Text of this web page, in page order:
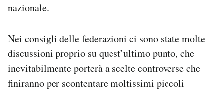
nazionale.
Nei consigli delle federazioni ci sono state molte
discussioni proprio su quest’ultimo punto, che
inevitabilmente porterà a scelte controverse che
finiranno per scontentare moltissimi piccoli